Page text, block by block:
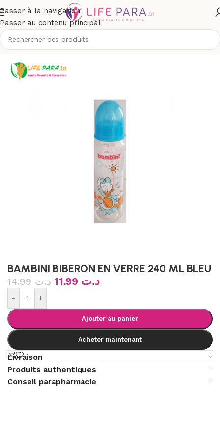
Passer à la navigation
Passer au contenu principal
Accueil/Boutique/Bébé et maman/Puériculture/Biberons
BAMBINI BIBERON EN VERRE 240 ML BLEU
د.ت14.99 د.ت
- +
Ajouter au panier
Acheter maintenant
Livraison
Produits authentiques
Conseil parapharmacie